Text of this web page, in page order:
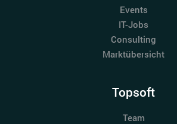
Events
IT-Jobs
Consulting
Marktübersicht
Topsoft
Team